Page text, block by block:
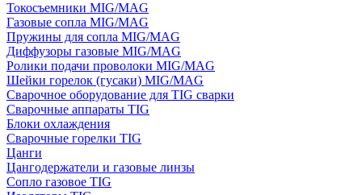
Токосъемники MIG/MAG
Газовые сопла MIG/MAG
Пружины для сопла MIG/MAG
Диффузоры газовые MIG/MAG
Ролики подачи проволоки MIG/MAG
Шейки горелок (гусаки) MIG/MAG
Сварочное оборудование для TIG сварки
Сварочные аппараты TIG
Блоки охлаждения
Сварочные горелки TIG
Цанги
Цангодержатели и газовые линзы
Сопло газовое TIG